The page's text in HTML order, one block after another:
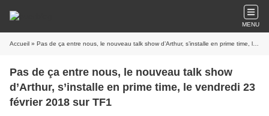
MENU
Accueil » Pas de ça entre nous, le nouveau talk show d’Arthur, s’installe en prime time, le vendredi 23 février 2018 sur TF1
Pas de ça entre nous, le nouveau talk show
d’Arthur, s’installe en prime time, le vendredi 23
février 2018 sur TF1